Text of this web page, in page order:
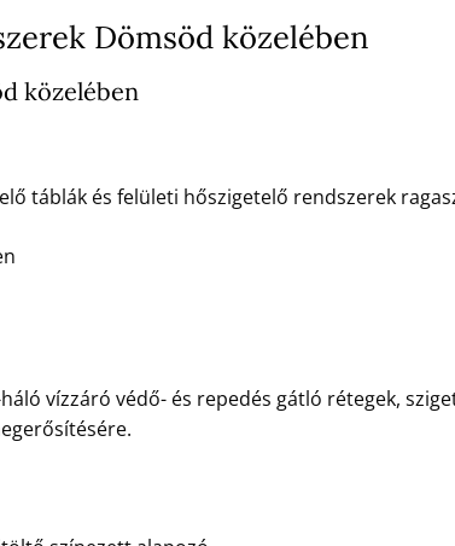
Dömsöd közelében
közelében
táblák és felületi hőszigetelő rendszerek
vízzáró védő- és repedés gátló rétegek,